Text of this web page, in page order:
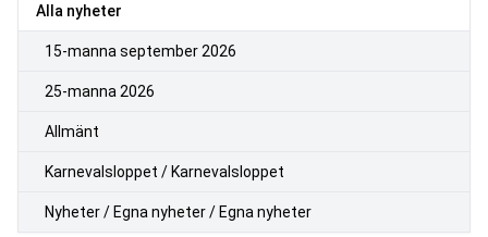
Alla nyheter
15-manna september 2026
25-manna 2026
Allmänt
Karnevalsloppet / Karnevalsloppet
Nyheter / Egna nyheter / Egna nyheter